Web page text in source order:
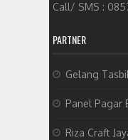
Call/ SMS :
PARTNER
Gelang
Panel Pagar
Riza Craft